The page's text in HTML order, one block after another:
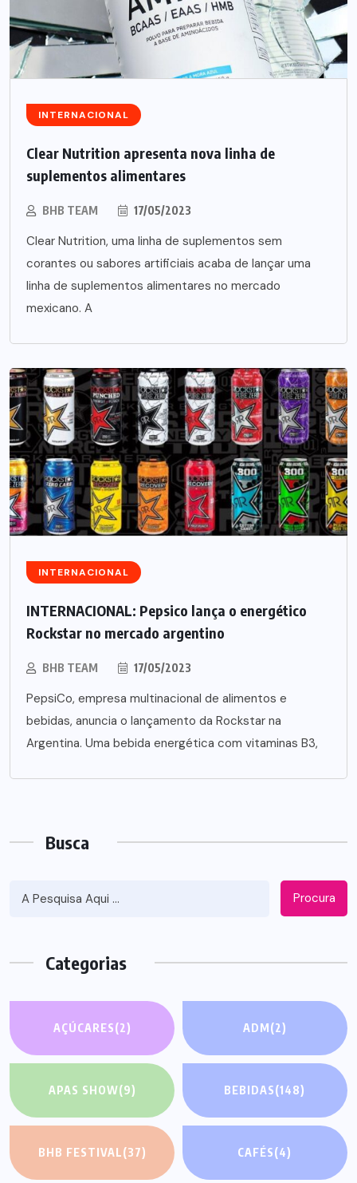
INTERNACIONAL
Clear Nutrition apresenta nova linha de
suplementos alimentares
BHB TEAM 17/05/2023
Clear Nutrition, uma linha de suplementos sem
corantes ou sabores artificiais acaba de lançar uma
linha de suplementos alimentares no mercado
mexicano. A
INTERNACIONAL
INTERNACIONAL: Pepsico lança o energético
Rockstar no mercado argentino
BHB TEAM 17/05/2023
PepsiCo, empresa multinacional de alimentos e
bebidas, anuncia o lançamento da Rockstar na
Argentina. Uma bebida energética com vitaminas B3,
Busca
Procura
Categorias
AÇÚCARES(2) ADM(2)
APAS SHOW(9) BEBIDAS(148)
BHB FESTIVAL(37) CAFÉS(4)